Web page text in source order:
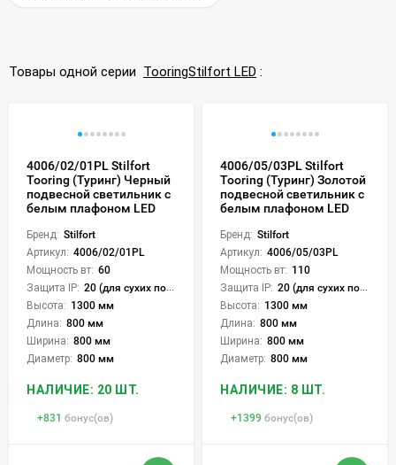
Товары одной серии TooringStilfort LED :
4006/02/01PL Stilfort
Tooring (Туринг) Черный
подвесной светильник с
белым плафоном LED
Бренд: Stilfort
Артикул: 4006/02/01PL
Мощность вт: 60
Защита IP: 20 (для сухих пом.)
Высота: 1300 мм
Длина: 800 мм
Ширина: 800 мм
Диаметр: 800 мм
НАЛИЧИЕ: 20 ШТ.
+831 бонус(ов)
4006/05/03PL Stilfort
Tooring (Туринг) Золотой
подвесной светильник с
белым плафоном LED
Бренд: Stilfort
Артикул: 4006/05/03PL
Мощность вт: 110
Защита IP: 20 (для сухих пом.)
Высота: 1300 мм
Длина: 800 мм
Ширина: 800 мм
Диаметр: 800 мм
НАЛИЧИЕ: 8 ШТ.
+1399 бонус(ов)